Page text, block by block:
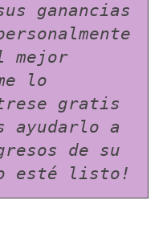
ganancias
mejor
lo
gratis
ayudarlo a
de su
esté listo!